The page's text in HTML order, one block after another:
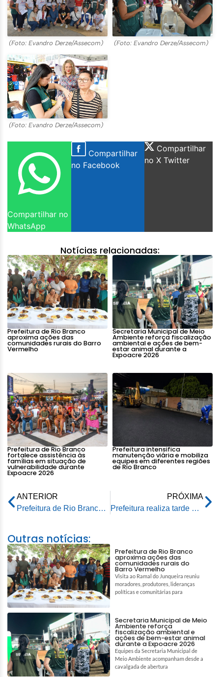
(Foto: Evandro Derze/Assecom) (Foto: Evandro Derze/Assecom)
(Foto: Evandro Derze/Assecom)
Compartilhar no
WhatsApp
Compartilhar
no Facebook
Compartilhar
no X Twitter
Notícias relacionadas:
Prefeitura de Rio Branco
aproxima ações das
comunidades rurais do Barro
Vermelho
Secretaria Municipal de Meio
Ambiente reforça fiscalização
ambiental e ações de bem-
estar animal durante a
Expoacre 2026
Prefeitura de Rio Branco
fortalece assistência às
famílias em situação de
vulnerabilidade durante
Expoacre 2026
Prefeitura intensifica
manutenção viária e mobiliza
equipes em diferentes regiões
de Rio Branco
ANTERIOR
Prefeitura de Rio Branco intensifica a limpeza nos parques da cidade
PRÓXIMA
Prefeitura realiza tarde de atendimentos na USF Gentil Perdomo em alusão ao Novembro Azul
Outras notícias:
Prefeitura de Rio Branco
aproxima ações das
comunidades rurais do
Barro Vermelho
Visita ao Ramal do Junqueira reuniu
moradores, produtores, lideranças
políticas e comunitárias para
Secretaria Municipal de Meio
Ambiente reforça
fiscalização ambiental e
ações de bem-estar animal
durante a Expoacre 2026
Equipes da Secretaria Municipal de
Meio Ambiente acompanham desde a
cavalgada de abertura